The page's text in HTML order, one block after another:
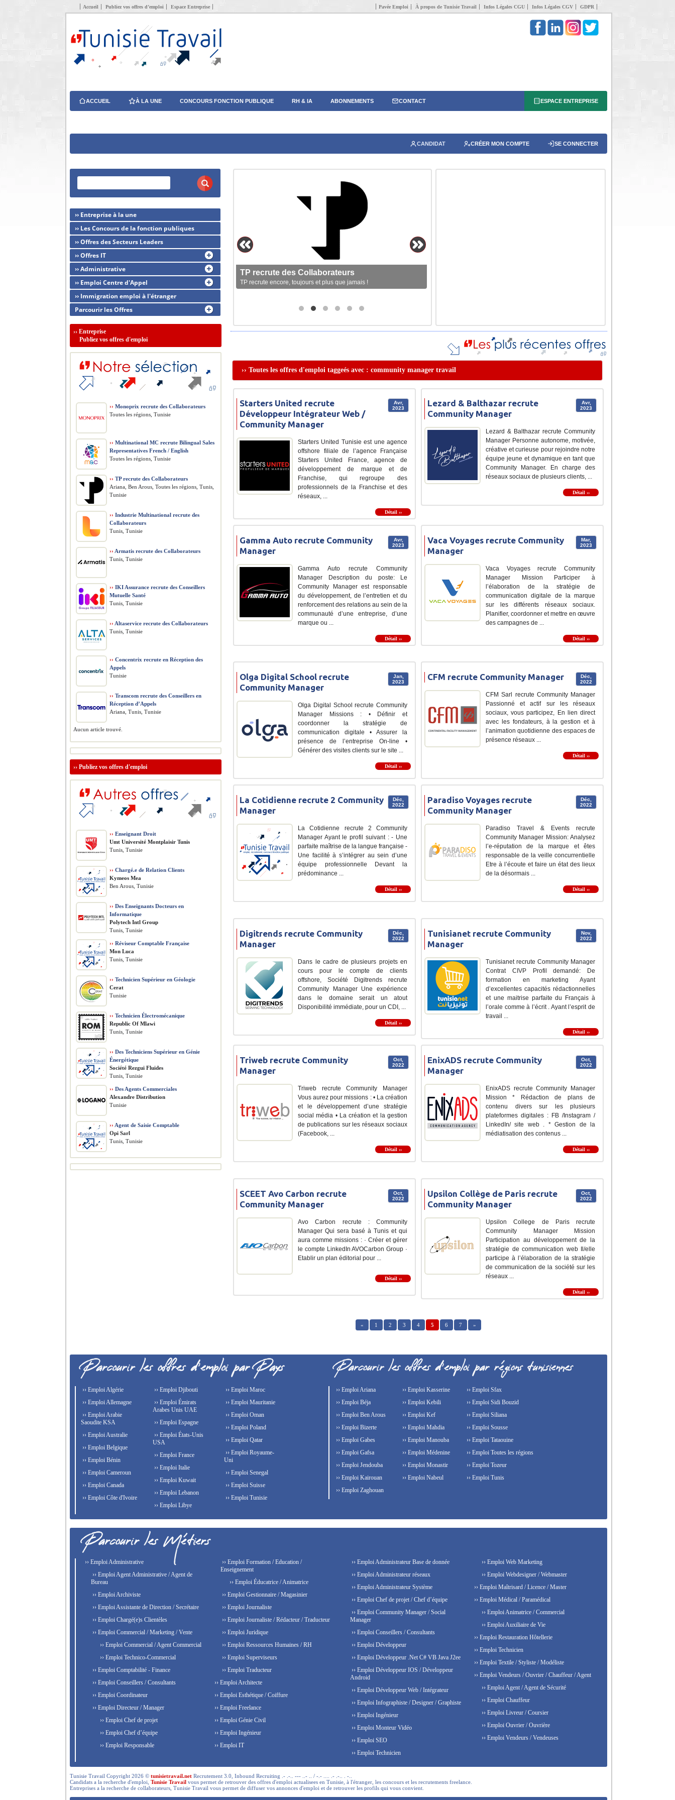
Accueil Publiez vos offres d’emploi Espace Entreprise Pavée Emploi À propos de Tunisie Travail Infos Légales CGU Infos Légales CGV GDPR
ACCUEIL À LA UNE CONCOURS FONCTION PUBLIQUE RH & IA ABONNEMENTS CONTACT ESPACE ENTREPRISE
CANDIDAT CRÉER MON COMPTE SE CONNECTER
TP recrute des Collaborateurs
TP recrute encore, toujours et plus que jamais !
›› Toutes les offres d'emploi taggeés avec : community manager travail
Avr,
2023
Starters United recrute
Développeur Intégrateur Web /
Community Manager
Starters United Tunisie est une agence
offshore filiale de l’agence Française
Starters United France, agence de
développement de marque et de
Franchise, qui regroupe des
professionnels de la Franchise et des
réseaux, ...
Détail ››
Avr,
2023
Lezard & Balthazar recrute
Community Manager
Lezard & Balthazar recrute Community
Manager Personne autonome, motivée,
créative et curieuse pour rejoindre notre
équipe jeune et dynamique en tant que
Community Manager. En charge des
réseaux sociaux de plusieurs clients, ...
Détail ››
Avr,
2023
Gamma Auto recrute Community
Manager
Gamma Auto recrute Community
Manager Description du poste: Le
Community Manager est responsable
du développement, de l’entretien et du
renforcement des relations au sein de la
communauté d’une entreprise, d’une
marque ou ...
Détail ››
Mar,
2023
Vaca Voyages recrute Community
Manager
Vaca Voyages recrute Community
Manager Mission Participer à
l’élaboration de la stratégie de
communication digitale de la marque
sur les différents réseaux sociaux.
Planifier, coordonner et mettre en œuvre
des campagnes de ...
Détail ››
Jan,
2023
Olga Digital School recrute
Community Manager
Olga Digital School recrute Community
Manager Missions : • Définir et
coordonner la stratégie de
communication digitale • Assurer la
présence de l’entreprise On-line •
Générer des visites clients sur le site ...
Détail ››
Déc,
2022
CFM recrute Community Manager
CFM Sarl recrute Community Manager
Passionné et actif sur les réseaux
sociaux, vous participez, En lien direct
avec les fondateurs, à la gestion et à
l’animation quotidienne des espaces de
présence réseaux ...
Détail ››
Déc,
2022
La Cotidienne recrute 2 Community
Manager
La Cotidienne recrute 2 Community
Manager Ayant le profil suivant : - Une
parfaite maîtrise de la langue française -
Une facilité à s’intégrer au sein d’une
équipe professionnelle Devant la
prédominance ...
Détail ››
Déc,
2022
Paradiso Voyages recrute
Community Manager
Paradiso Travel & Events recrute
Community Manager Mission: Analysez
l’e-réputation de la marque et êtes
responsable de la veille concurrentielle
Etre à l’écoute et faire un état des lieux
de la désormais ...
Détail ››
Déc,
2022
Digitrends recrute Community
Manager
Dans le cadre de plusieurs projets en
cours pour le compte de clients
offshore, Société Digitrends recrute
Community Manager Une expérience
dans le domaine serait un atout
Disponibilité immédiate, pour un CDI, ...
Détail ››
Nov,
2022
Tunisianet recrute Community
Manager
Tunisianet recrute Community Manager
Contrat CIVP Profil demandé: De
formation en marketing Ayant
d’excellentes capacités rédactionnelles
et une maitrise parfaite du Français à
l’orale comme à l’écrit . Ayant l’esprit de
travail ...
Détail ››
Oct,
2022
Triweb recrute Community
Manager
Triweb recrute Community Manager
Vous aurez pour missions : • La création
et le développement d’une stratégie
social média • La création et la gestion
de publications sur les réseaux sociaux
(Facebook, ...
Détail ››
Oct,
2022
EnixADS recrute Community
Manager
EnixADS recrute Community Manager
Mission * Rédaction de plans de
contenu divers sur les plusieurs
plateformes digitales : FB /Instagram /
LinkedIn/ site web . * Gestion de la
médiatisation des contenus ...
Détail ››
Oct,
2022
SCEET Avo Carbon recrute
Community Manager
Avo Carbon recrute : Community
Manager Qui sera basé à Tunis et qui
aura comme missions : · Créer et gérer
le compte LinkedIn AVOCarbon Group ·
Etablir un plan éditorial pour ...
Détail ››
Oct,
2022
Upsilon Collège de Paris recrute
Community Manager
Upsilon College de Paris recrute
Community Manager Mission
Participation au développement de la
stratégie de communication web Il/elle
participe à l’élaboration de la stratégie
de communication de la société sur les
réseaux ...
Détail ››
« 1 2 3 4 5 6 7 »
›› Entreprise à la une
›› Les Concours de la fonction publiques
›› Offres des Secteurs Leaders
›› Offres IT
›› Administrative
›› Emploi Centre d'Appel
›› Immigration emploi à l'étranger
Parcourir les Offres
›› Entreprise
Publiez vos offres d'emploi
›› Monoprix recrute des Collaborateurs
Toutes les régions, Tunisie
›› Multinational MC recrute Bilingual Sales
Representatives French / English
Toutes les régions, Tunisie
›› TP recrute des Collaborateurs
Ariana, Ben Arous, Toutes les régions, Tunis,
Tunisie
›› Industrie Multinational recrute des
Collaborateurs
Tunis, Tunisie
›› Armatis recrute des Collaborateurs
Tunis, Tunisie
›› IKI Assurance recrute des Conseillers
Mutuelle Santé
Tunis, Tunisie
›› Altaservice recrute des Collaborateurs
Tunis, Tunisie
›› Concentrix recrute en Réception des
Appels
Tunisie
›› Transcom recrute des Conseillers en
Réception d’Appels
Ariana, Tunis, Tunisie
Aucun article trouvé.
›› Publiez vos offres d'emploi
›› Enseignant Droit
Umt Université Montplaisir Tunis
Tunis, Tunisie
›› Chargé.e de Relation Clients
Kymeos Mea
Ben Arous, Tunisie
›› Des Enseignants Docteurs en
Informatique
Polytech Intl Group
Tunis, Tunisie
›› Réviseur Comptable Française
Mon Luca
Tunis, Tunisie
›› Technicien Supérieur en Géologie
Cerat
Tunisie
›› Technicien Électromécanique
Republic Of Mlawi
Tunis, Tunisie
›› Des Techniciens Supérieur en Génie
Énergétique
Société Rezgui Fluides
Tunis, Tunisie
›› Des Agents Commerciales
Alexandre Distribution
Tunisie
›› Agent de Saisie Comptable
Opi Sarl
Tunis, Tunisie
›› Emploi Algérie
›› Emploi Allemagne
›› Emploi Arabie
Saoudite KSA
›› Emploi Australie
›› Emploi Belgique
›› Emploi Bénin
›› Emploi Cameroun
›› Emploi Canada
›› Emploi Côte d'Ivoire
›› Emploi Djibouti
›› Emploi Émirats
Arabes Unis UAE
›› Emploi Espagne
›› Emploi États-Unis
USA
›› Emploi France
›› Emploi Italie
›› Emploi Kuwait
›› Emploi Lebanon
›› Emploi Libye
›› Emploi Maroc
›› Emploi Mauritanie
›› Emploi Oman
›› Emploi Poland
›› Emploi Qatar
›› Emploi Royaume-
Uni
›› Emploi Senegal
›› Emploi Suisse
›› Emploi Tunisie
›› Emploi Ariana
›› Emploi Béja
›› Emploi Ben Arous
›› Emploi Bizerte
›› Emploi Gabes
›› Emploi Gafsa
›› Emploi Jendouba
›› Emploi Kairouan
›› Emploi Kasserine
›› Emploi Kebili
›› Emploi Kef
›› Emploi Mahdia
›› Emploi Manouba
›› Emploi Médenine
›› Emploi Monastir
›› Emploi Nabeul
›› Emploi Sfax
›› Emploi Sidi Bouzid
›› Emploi Siliana
›› Emploi Sousse
›› Emploi Tataouine
›› Emploi Toutes les régions
›› Emploi Tozeur
›› Emploi Tunis
›› Emploi Zaghouan
›› Emploi Administrative
›› Emploi Agent Administrative / Agent de
Bureau
›› Emploi Archiviste
›› Emploi Assistante de Direction / Secrétaire
›› Emploi Chargé(e)s Clientèles
›› Emploi Commercial / Marketing / Vente
›› Emploi Commercial / Agent Commercial
›› Emploi Technico-Commercial
›› Emploi Comptabilité - Finance
›› Emploi Conseillers / Consultants
›› Emploi Coordinateur
›› Emploi Directeur / Manager
›› Emploi Chef de projet
›› Emploi Chef d’équipe
›› Emploi Responsable
›› Emploi Formation / Education /
Enseignement
›› Emploi Éducatrice / Animatrice
›› Emploi Gestionnaire / Magasinier
›› Emploi Journaliste
›› Emploi Journaliste / Rédacteur / Traducteur
›› Emploi Juridique
›› Emploi Ressources Humaines / RH
›› Emploi Superviseurs
›› Emploi Traducteur
›› Emploi Architecte
›› Emploi Esthétique / Coiffure
›› Emploi Freelance
›› Emploi Génie Civil
›› Emploi Ingénieur
›› Emploi IT
›› Emploi Administrateur Base de donnée
›› Emploi Administrateur réseaux
›› Emploi Administrateur Système
›› Emploi Chef de projet / Chef d’équipe
›› Emploi Community Manager / Social
Manager
›› Emploi Conseillers / Consultants
›› Emploi Développeur
›› Emploi Développeur .Net C# VB Java J2ee
›› Emploi Développeur IOS / Développeur
Android
›› Emploi Développeur Web / Intégrateur
›› Emploi Infographiste / Designer / Graphiste
›› Emploi Ingénieur
›› Emploi Monteur Vidéo
›› Emploi SEO
›› Emploi Technicien
›› Emploi Web Marketing
›› Emploi Webdesigner / Webmaster
›› Emploi Maîtrisard / Licence / Master
›› Emploi Médical / Paramédical
›› Emploi Animatrice / Commercial
›› Emploi Auxiliaire de Vie
›› Emploi Restauration Hôtellerie
›› Emploi Technicien
›› Emploi Textile / Styliste / Modéliste
›› Emploi Vendeurs / Ouvrier / Chauffeur / Agent
›› Emploi Agent / Agent de Sécurité
›› Emploi Chauffeur
›› Emploi Livreur / Coursier
›› Emploi Ouvrier / Ouvrière
›› Emploi Vendeurs / Vendeuses
Tunisie Travail Copyright 2026 © tunisietravail.net Recrutement 3.0, Inbound Recruiting .- .-.. --- ..- .. / -.- .... .- .-.. . -..
Candidats a la recherche d'emploi, Tunisie Travail vous permet de retrouver des offres d'emploi actualisees en Tunisie, à l'étranger, les concours et les recrutements freelance.
Entreprises a la recherche de collaborateurs, Tunisie Travail vous permet de diffuser vos annonces d'emploi et de retrouver les profils qui vous convient.